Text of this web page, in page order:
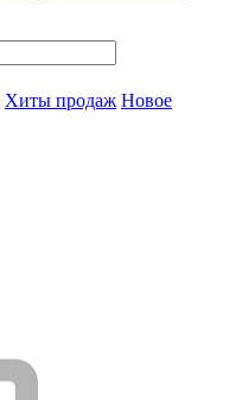
Хиты продаж Новое